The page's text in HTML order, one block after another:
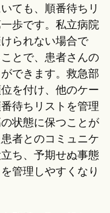
ても、順番待ちリ
歩です。私立病院
られない場合で
とで、患者さんの
できます。救急部
を付け、他のケー
待ちリストを管理
状態に保つことが
者とのコミュニケ
ち、予期せぬ事態
管理しやすくなり